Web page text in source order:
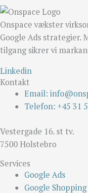
Onspace vækster
Google Ads strategier.
tilgang sikrer vi
Linkedin
Kontakt
Email:
Telefon: +45 31
Vestergade 16. st tv.
7500 Holstebro
Services
Google Ads
Google Shopping